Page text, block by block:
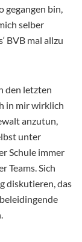
gegangen bin,
selber
BVB mal allzu
den letzten
in mir wirklich
anzutun,
unter
Schule immer
Teams. Sich
diskutieren, das